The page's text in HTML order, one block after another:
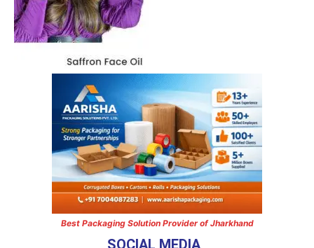
Best Packaging Solution Provider of Jharkhand
SOCIAL MEDIA